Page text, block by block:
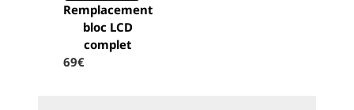
Remplacement
bloc LCD
complet
69€